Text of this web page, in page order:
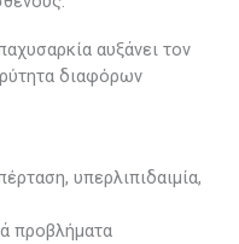
αυξάνει τον
διαφόρων
υπερλιπιδαιμία,
προβλήματα